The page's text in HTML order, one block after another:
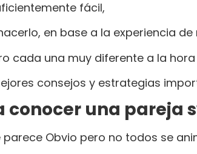
fácil,
en base a la experiencia
cada una muy diferente a la
consejos y estrategias
conocer una pareja
Obvio pero no todos se